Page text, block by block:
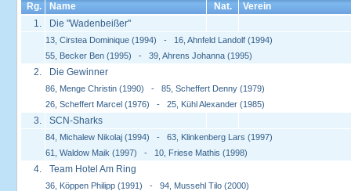
Rg. Name Nat.
Verein
1.
Die "Wadenbeißer"
13, Cirstea Dominique (1994) - 16, Ahnfeld Landolf (1994)
55, Becker Ben (1995) - 39, Ahrens Johanna (1995)
2. Die Gewinner
86, Menge Christin (1990) - 85, Scheffert Denny (1979)
26, Scheffert Marcel (1976) - 25, Kühl Alexander (1985)
3. SCN-Sharks
84, Michalew Nikolaj (1994) - 63, Klinkenberg Lars (1997)
61, Waldow Maik (1997) - 10, Friese Mathis (1998)
4. Team Hotel Am Ring
36, Köppen Philipp (1991) - 94, Mussehl Tilo (2000)